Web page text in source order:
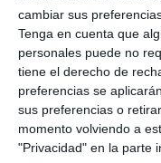
cambiar sus
Tenga en cuenta que
personales puede no
tiene el derecho de
preferencias se
sus preferencias o
momento volviendo a
"Privacidad" en la parte